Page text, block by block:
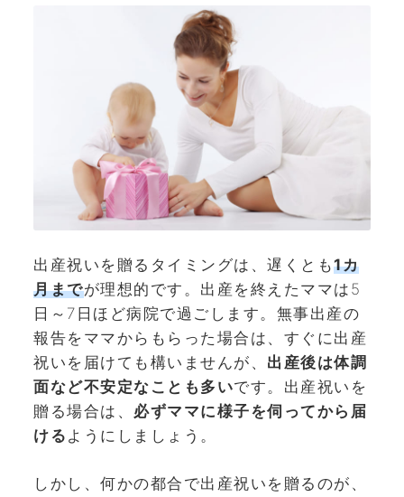
出産祝いを贈るタイミングは、遅くとも1カ
月までが理想的です。出産を終えたママは5
日～7日ほど病院で過ごします。無事出産の
報告をママからもらった場合は、すぐに出産
祝いを届けても構いませんが、 出産後は体調
面など不安定なことも多いです。出産祝いを
贈る場合は、 必ずママに様子を伺ってから届
ける ようにしましょう。
しかし、何かの都合で出産祝いを贈るのが、